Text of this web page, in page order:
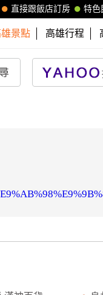
特色
直接跟飯店訂房
景點 高雄行程